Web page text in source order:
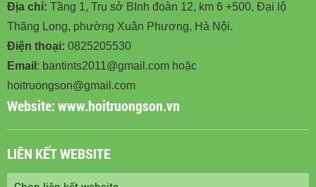
Địa chỉ: Tầng 1, Trụ sở BInh đoàn 12, km 6 +500, Đại lộ
Thăng Long, phường Xuân Phương, Hà Nội.
Điện thoại: 0825205530
Email : bantints2011@gmail.com hoặc
hoitruongson@gmail.com
Website:www.hoitruongson.vn
LIÊN KẾT WEBSITE